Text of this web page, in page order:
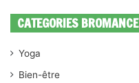
CATEGORIES BROMANCE
Yoga
Bien-être